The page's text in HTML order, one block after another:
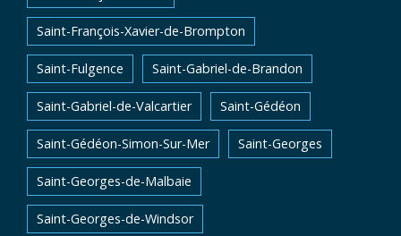
Saint-François-Xavier-de-Brompton
Saint-Fulgence Saint-Gabriel-de-Brandon
Saint-Gabriel-de-Valcartier Saint-Gédéon
Saint-Gédéon-Simon-Sur-Mer Saint-Georges
Saint-Georges-de-Malbaie
Saint-Georges-de-Windsor